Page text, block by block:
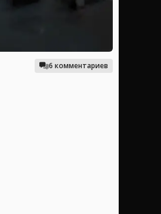
6 комментариев